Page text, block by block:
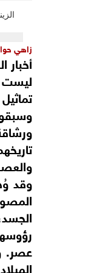
زاهي
أخبار
ليست
وقد